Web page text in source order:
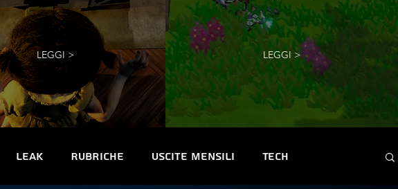
LEGGI > LEGGI >
Leak Rubriche Uscite mensili Tech